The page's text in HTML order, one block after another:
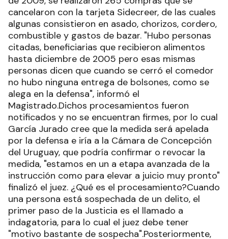
cancelaron con la tarjeta Sidecreer, de las cuales
algunas consistieron en asado, chorizos, cordero,
combustible y gastos de bazar. "Hubo personas
citadas, beneficiarias que recibieron alimentos
hasta diciembre de 2005 pero esas mismas
personas dicen que cuando se cerró el comedor
no hubo ninguna entrega de bolsones, como se
alega en la defensa", informó el
Magistrado.Dichos procesamientos fueron
notificados y no se encuentran firmes, por lo cual
García Jurado cree que la medida será apelada
por la defensa e iría a la Cámara de Concepción
del Uruguay, que podría confirmar o revocar la
medida, "estamos en un a etapa avanzada de la
instrucción como para elevar a juicio muy pronto"
finalizó el juez. ¿Qué es el procesamiento?Cuando
una persona está sospechada de un delito, el
primer paso de la Justicia es el llamado a
indagatoria, para lo cual el juez debe tener
"motivo bastante de sospecha".Posteriormente,